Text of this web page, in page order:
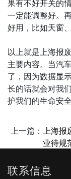
果有不好开关的
一定能调整好。
好用，比如天窗
以上就是上海报
主要内容。当汽
了，因为数据显
长的话就会对我
护我们的生命安
上一篇：
上海
业待规
联系信息